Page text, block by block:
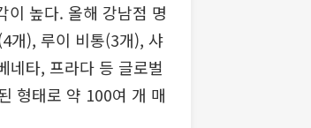
이 높다. 올해 강남점 명
개), 루이 비통(3개), 샤
네타, 프라다 등 글로벌
형태로 약 100여 개 매